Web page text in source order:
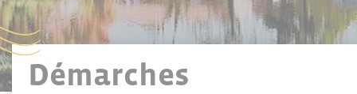
Démarches